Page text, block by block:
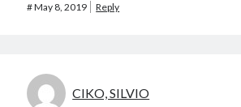
#May 8, 2019 Reply
CIKO, SILVIO